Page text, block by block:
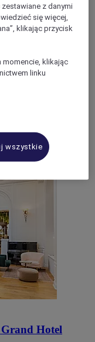
Hotel
z danymi
się więcej,
klikając przycisk
klikając
linku
wszystkie